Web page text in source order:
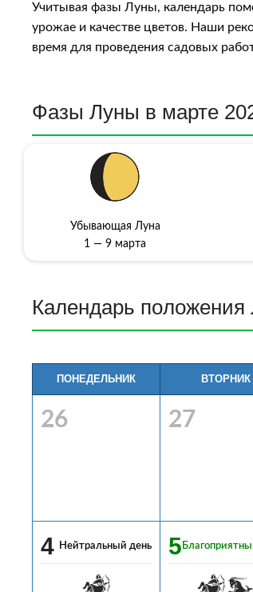
Учитывая фазы Луны, календарь
урожае и качестве цветов. Наши
время для проведения садовых
Фазы Луны в марте
Убывающая Луна
1 — 9 марта
Календарь
ПОНЕДЕЛЬНИК ВТОРНИК
26 27
4 Нейтральный день 5